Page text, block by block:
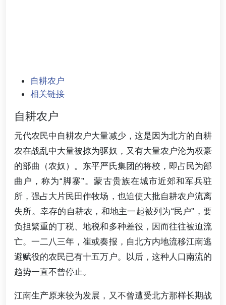
自耕农户
相关链接
自耕农户
元代农民中自耕农户大量减少，这是因为北方的自耕
农在战乱中大量被掠为驱奴，又有大量农户沦为权豪
的部曲（农奴）。东平严氏集团的将校，即占民为部
曲户，称为“脚寨”。蒙古贵族在城市近郊和军兵驻
所，强占大片民田作牧场，也迫使大批自耕农户流离
失所。幸存的自耕农，和地主一起被列为“民户”，要
负担繁重的丁税、地税和多种差役，因而往往被迫流
亡。一二八三年，崔或奏报，自北方内地流移江南逃
避赋役的农民已有十五万户。以后，这种人口南流的
趋势一直不曾停止。
江南生产原来较为发展，又不曾遭受北方那样长期战